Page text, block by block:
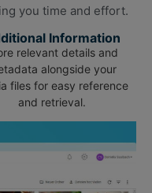
you time and effort.
Information
relevant details and
alongside your
files for easy reference
and retrieval.